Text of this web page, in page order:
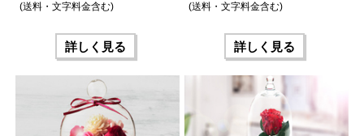
(送料・文字料金含む)
詳しく見る
(送料・文字料金含む)
詳しく見る